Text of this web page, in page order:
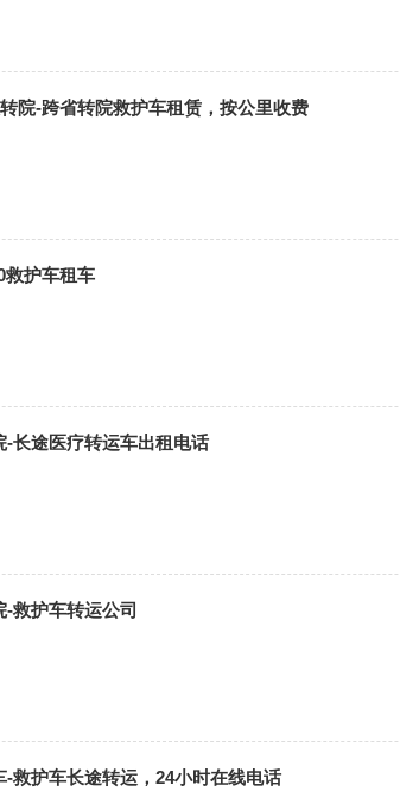
院-跨省转院救护车租赁，按公里收费
救护车租车
长途医疗转运车出租电话
救护车转运公司
救护车长途转运，24小时在线电话